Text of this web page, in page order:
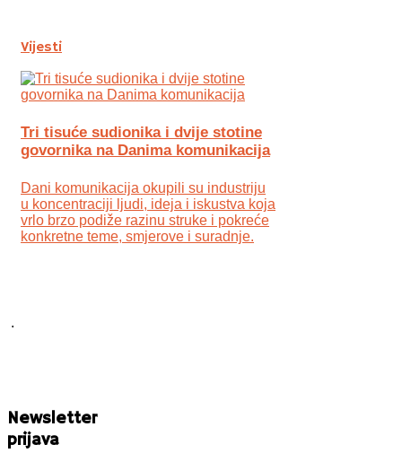
Vijesti
Tri tisuće sudionika i dvije stotine
govornika na Danima komunikacija
Dani komunikacija okupili su industriju
u koncentraciji ljudi, ideja i iskustva koja
vrlo brzo podiže razinu struke i pokreće
konkretne teme, smjerove i suradnje.
.
Newsletter
prijava